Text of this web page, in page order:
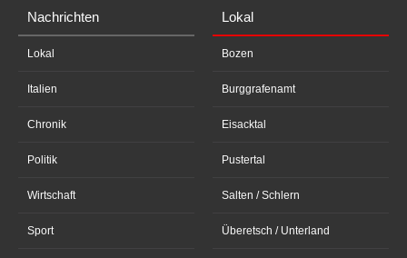
Nachrichten
Lokal
Italien
Chronik
Politik
Wirtschaft
Sport
Lokal
Bozen
Burggrafenamt
Eisacktal
Pustertal
Salten / Schlern
Überetsch / Unterland